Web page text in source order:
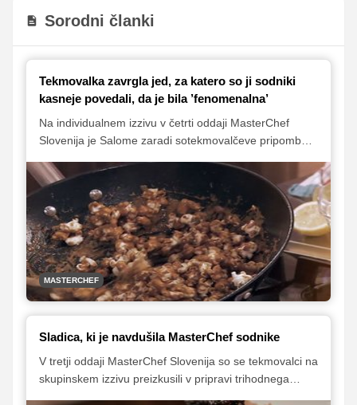
Sorodni članki
Tekmovalka zavrgla jed, za katero so ji sodniki
kasneje povedali, da je bila ’fenomenalna’
Na individualnem izzivu v četrti oddaji MasterChef
Slovenija je Salome zaradi sotekmovalčeve pripombe
povedali sodniki, je naredila veliko napako, saj je bila
jed, ki ji v drugo ni tako dobro uspela, naravnost
izvrstna.
MASTERCHEF
Sladica, ki je navdušila MasterChef sodnike
V tretji oddaji MasterChef Slovenija so se tekmovalci na
skupinskem izzivu preizkusili v pripravi trihodnega